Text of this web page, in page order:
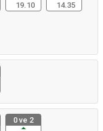
19.10
14.35
0 ve 2